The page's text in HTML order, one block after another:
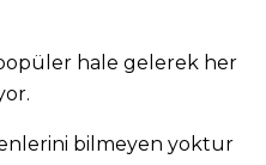
hale gelerek her
bilmeyen yoktur